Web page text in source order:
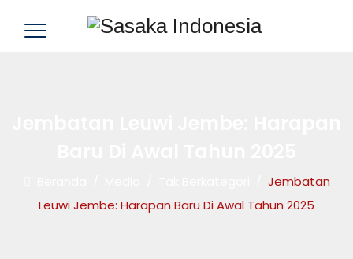
Jembatan
Leuwi Jembe: Harapan Baru Di Awal Tahun 2025